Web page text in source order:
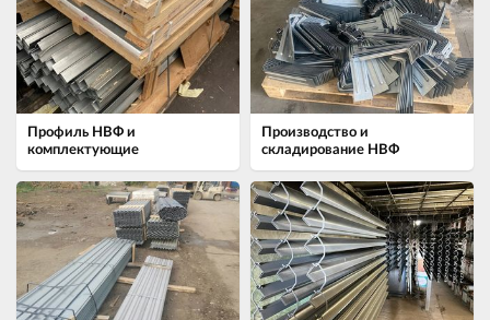
Профиль НВФ и
комплектующие
Производство и
складирование НВФ